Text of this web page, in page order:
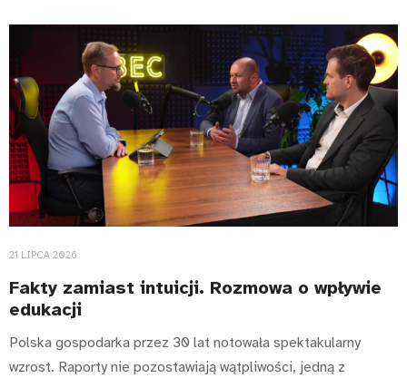
21 LIPCA 2026
Fakty zamiast intuicji. Rozmowa o wpływie
edukacji
Polska gospodarka przez 30 lat notowała spektakularny
wzrost. Raporty nie pozostawiają wątpliwości, jedną z